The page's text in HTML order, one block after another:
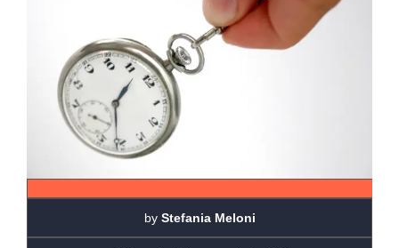
by Stefania Meloni